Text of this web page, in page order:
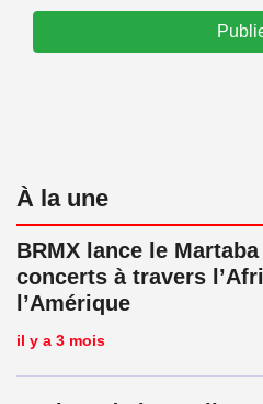
À la une
BRMX lance le
concerts à travers
l’Amérique
il y a 3 mois